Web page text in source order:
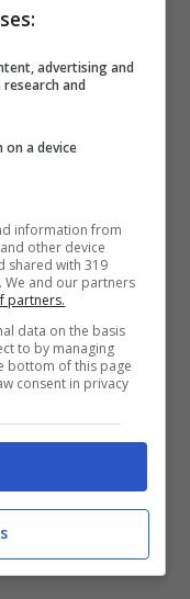
sono
Calcio
fino al
anno ha
. Una
gli è valsa la
salto nel
regalargli
del Bologna sul
advertising and
and
a device
information from
other device
shared with 319
We and our partners
partners.
data on the basis
to by managing
bottom of this page
consent in privacy